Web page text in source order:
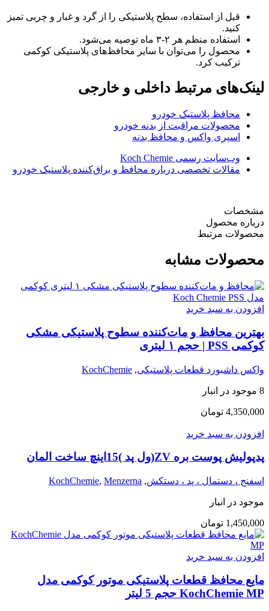
قبل از استفاده، سطح پلاستیکی را از گرد و غبار و چربی تمیز
کنید.
استفاده منظم هر ۲-۳ ماه توصیه می‌شود.
محصول را می‌توان با سایر محافظ‌های پلاستیکی کوکمی
ترکیب کرد.
لینک‌های مرتبط داخلی و خارجی
محافظ پلاستیک خودرو
محصولات مراقبت از بدنه خودرو
اسپری واکس و محافظ بدنه
وب‌سایت رسمی Koch Chemie
مقالات تخصصی درباره محافظ و براق‌کننده پلاستیک خودرو
مشخصات
درباره محصول
محصولات مرتبط
محصولات مشابه
افزودن به سبد خرید
بهترین محافظ و مات‌کننده سطوح پلاستیکی مشکی
کوکمی PSS | حجم ۱ لیتری
واکس داشبورد قطعات پلاستیکی,
KochChemie
8 موجود در انبار
4,350,000 تومان
افزودن به سبد خرید
پدپولیش پوست بره ZV(ول پد )15اینچ ساخت المان
اسفنج ، دستمال ، پد ، دستکش,
KochChemie, Menzerna
موجود در انبار
1,450,000 تومان
افزودن به سبد خرید
مایع محافظ قطعات پلاستیکی موتور کوکمی مدل
KochChemie MP حجم 5 لیتر